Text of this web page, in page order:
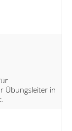
Übungsleiter in